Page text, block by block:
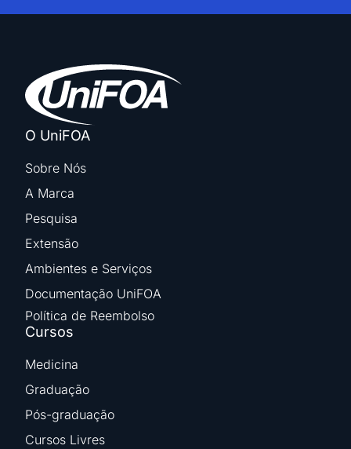
O UniFOA
Sobre Nós
A Marca
Pesquisa
Extensão
Ambientes e Serviços
Documentação UniFOA
Política de Reembolso
Cursos
Medicina
Graduação
Pós-graduação
Cursos Livres